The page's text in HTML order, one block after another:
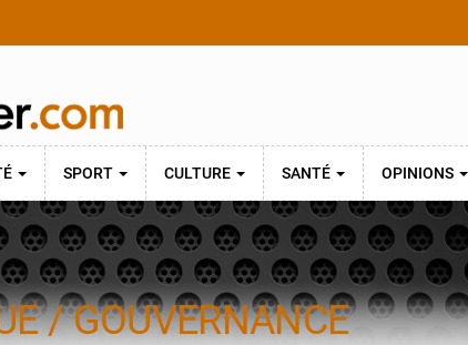
SPORT CULTURE SANTÉ OPINIONS
/ GOUVERNANCE